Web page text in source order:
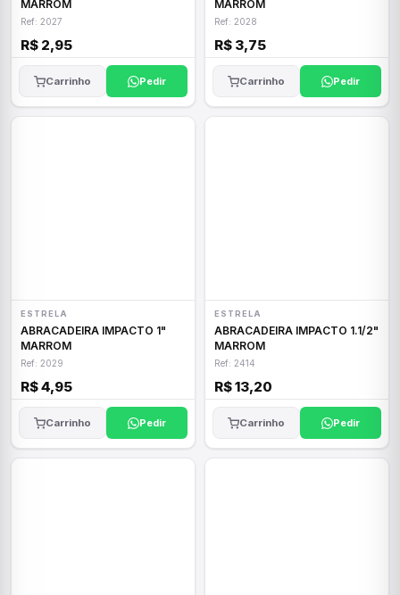
MARROM
Ref: 2027
R$ 2,95
Carrinho Pedir
MARROM
Ref: 2028
R$ 3,75
Carrinho Pedir
ESTRELA
ABRACADEIRA IMPACTO 1"
MARROM
Ref: 2029
R$ 4,95
Carrinho Pedir
ESTRELA
ABRACADEIRA IMPACTO 1.1/2"
MARROM
Ref: 2414
R$ 13,20
Carrinho Pedir